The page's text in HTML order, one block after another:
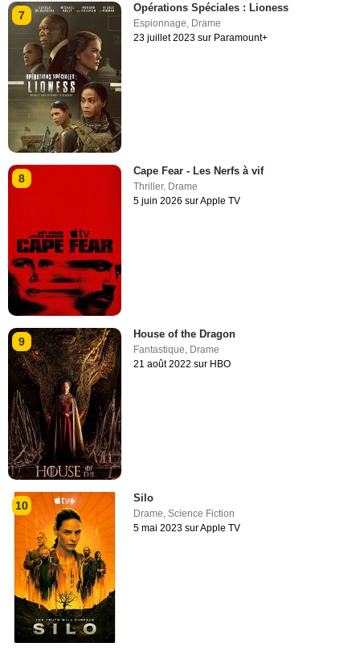
7
Opérations Spéciales : Lioness
Espionnage Drame
23 juillet 2023 sur Paramount+
8
Cape Fear - Les Nerfs à vif
Thriller, Drame
5 juin 2026 sur Apple TV
9
House of the Dragon
Fantastique, Drame
21 août 2022 sur HBO
10
Silo
Drame ,Science Fiction
5 mai 2023 sur Apple TV